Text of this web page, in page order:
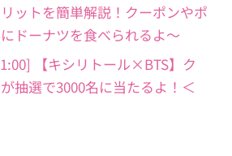
ットを簡単解説！クーポンやポ
ドーナツを食べられるよ～
【キシリトール×BTS】ク
抽選で3000名に当たるよ！＜